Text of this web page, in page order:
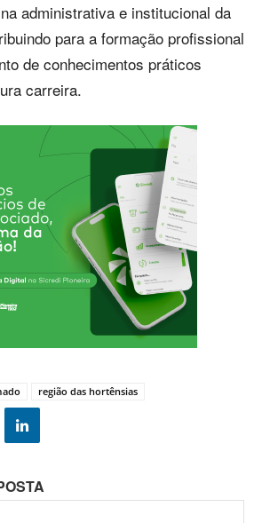
administrativa e institucional da
para a formação profissional
de conhecimentos práticos
carreira.
região das hortênsias